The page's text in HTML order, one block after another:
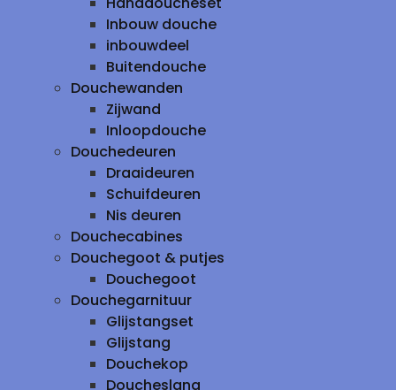
Inbouw douche
inbouwdeel
Buitendouche
Douchewanden
Zijwand
Inloopdouche
Douchedeuren
Draaideuren
Schuifdeuren
Nis deuren
Douchecabines
Douchegoot & putjes
Douchegoot
Douchegarnituur
Glijstangset
Glijstang
Douchekop
Doucheslang